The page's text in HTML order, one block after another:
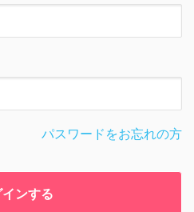
パスワードをお忘れの方